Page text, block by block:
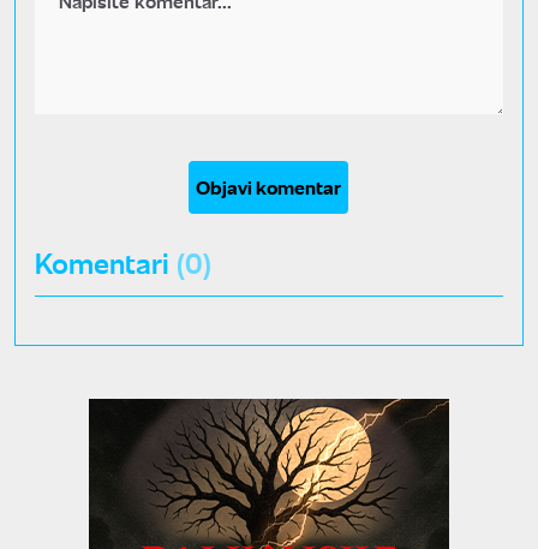
Objavi komentar
Komentari (0)